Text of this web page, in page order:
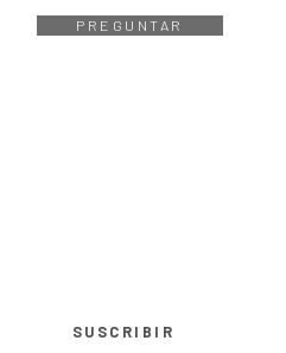
PREGUNTAR
SUSCRIBIR